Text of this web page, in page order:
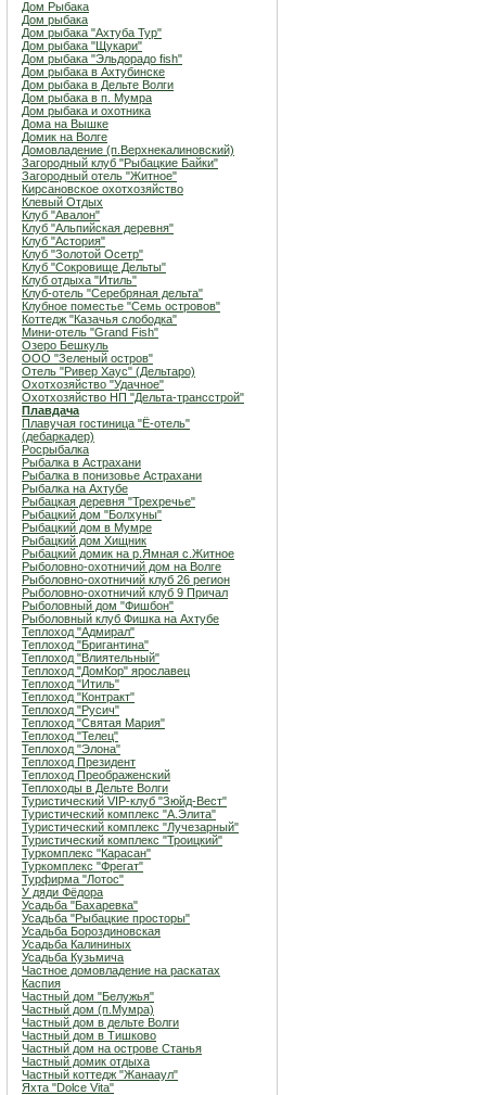
Дом Рыбака
Дом рыбака
Дом рыбака "Ахтуба Тур"
Дом рыбака "Щукари"
Дом рыбака "Эльдорадо fish"
Дом рыбака в Ахтубинске
Дом рыбака в Дельте Волги
Дом рыбака в п. Мумра
Дом рыбака и охотника
Дома на Вышке
Домик на Волге
Домовладение (п.Верхнекалиновский)
Загородный клуб "Рыбацкие Байки"
Загородный отель "Житное"
Кирсановское охотхозяйство
Клевый Отдых
Клуб "Авалон"
Клуб "Альпийская деревня"
Клуб "Астория"
Клуб "Золотой Осетр"
Клуб "Сокровище Дельты"
Клуб отдыха "Итиль"
Клуб-отель "Серебряная дельта"
Клубное поместье "Семь островов"
Коттедж "Казачья слободка"
Мини-отель "Grand Fish"
Озеро Бешкуль
ООО "Зеленый остров"
Отель "Ривер Хаус" (Дельтаро)
Охотхозяйство "Удачное"
Охотхозяйство НП "Дельта-трансстрой"
Плавдача
Плавучая гостиница "Ё-отель"
(дебаркадер)
Росрыбалка
Рыбалка в Астрахани
Рыбалка в понизовье Астрахани
Рыбалка на Ахтубе
Рыбацкая деревня "Трехречье"
Рыбацкий дом "Болхуны"
Рыбацкий дом в Мумре
Рыбацкий дом Хищник
Рыбацкий домик на р.Ямная с.Житное
Рыболовно-охотничий дом на Волге
Рыболовно-охотничий клуб 26 регион
Рыболовно-охотничий клуб 9 Причал
Рыболовный дом "Фишбон"
Рыболовный клуб Фишка на Ахтубе
Теплоход "Адмирал"
Теплоход "Бригантина"
Теплоход "Влиятельный"
Теплоход "ДомКор" ярославец
Теплоход "Итиль"
Теплоход "Контракт"
Теплоход "Русич"
Теплоход "Святая Мария"
Теплоход "Телец"
Теплоход "Элона"
Теплоход Президент
Теплоход Преображенский
Теплоходы в Дельте Волги
Туристический VIP-клуб "Зюйд-Вест"
Туристический комплекс "А.Элита"
Туристический комплекс "Лучезарный"
Туристический комплекс "Троицкий"
Туркомплекс "Карасан"
Туркомплекс "Фрегат"
Турфирма "Лотос"
У дяди Фёдора
Усадьба "Бахаревка"
Усадьба "Рыбацкие просторы"
Усадьба Бороздиновская
Усадьба Калининых
Усадьба Кузьмича
Частное домовладение на раскатах
Каспия
Частный дом "Белужья"
Частный дом (п.Мумра)
Частный дом в дельте Волги
Частный дом в Тишково
Частный дом на острове Станья
Частный домик отдыха
Частный коттедж "Жанааул"
Яхта "Dolce Vita"